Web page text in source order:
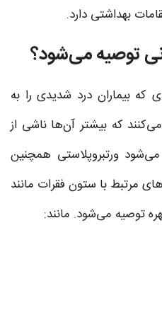
بهداشتی دارد.
توصیه می‌شود؟
که بیماران درد شدیدی را به
که بیشتر آن‌ها ناشی از
ورتبروپلاستی همچنین
مرتبط با ستون فقرات مانند
توصیه می‌شود. مانند: